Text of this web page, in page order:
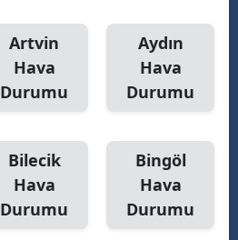
Artvin
Hava
Durumu
Aydın
Hava
Durumu
Bilecik
Hava
Durumu
Bingöl
Hava
Durumu